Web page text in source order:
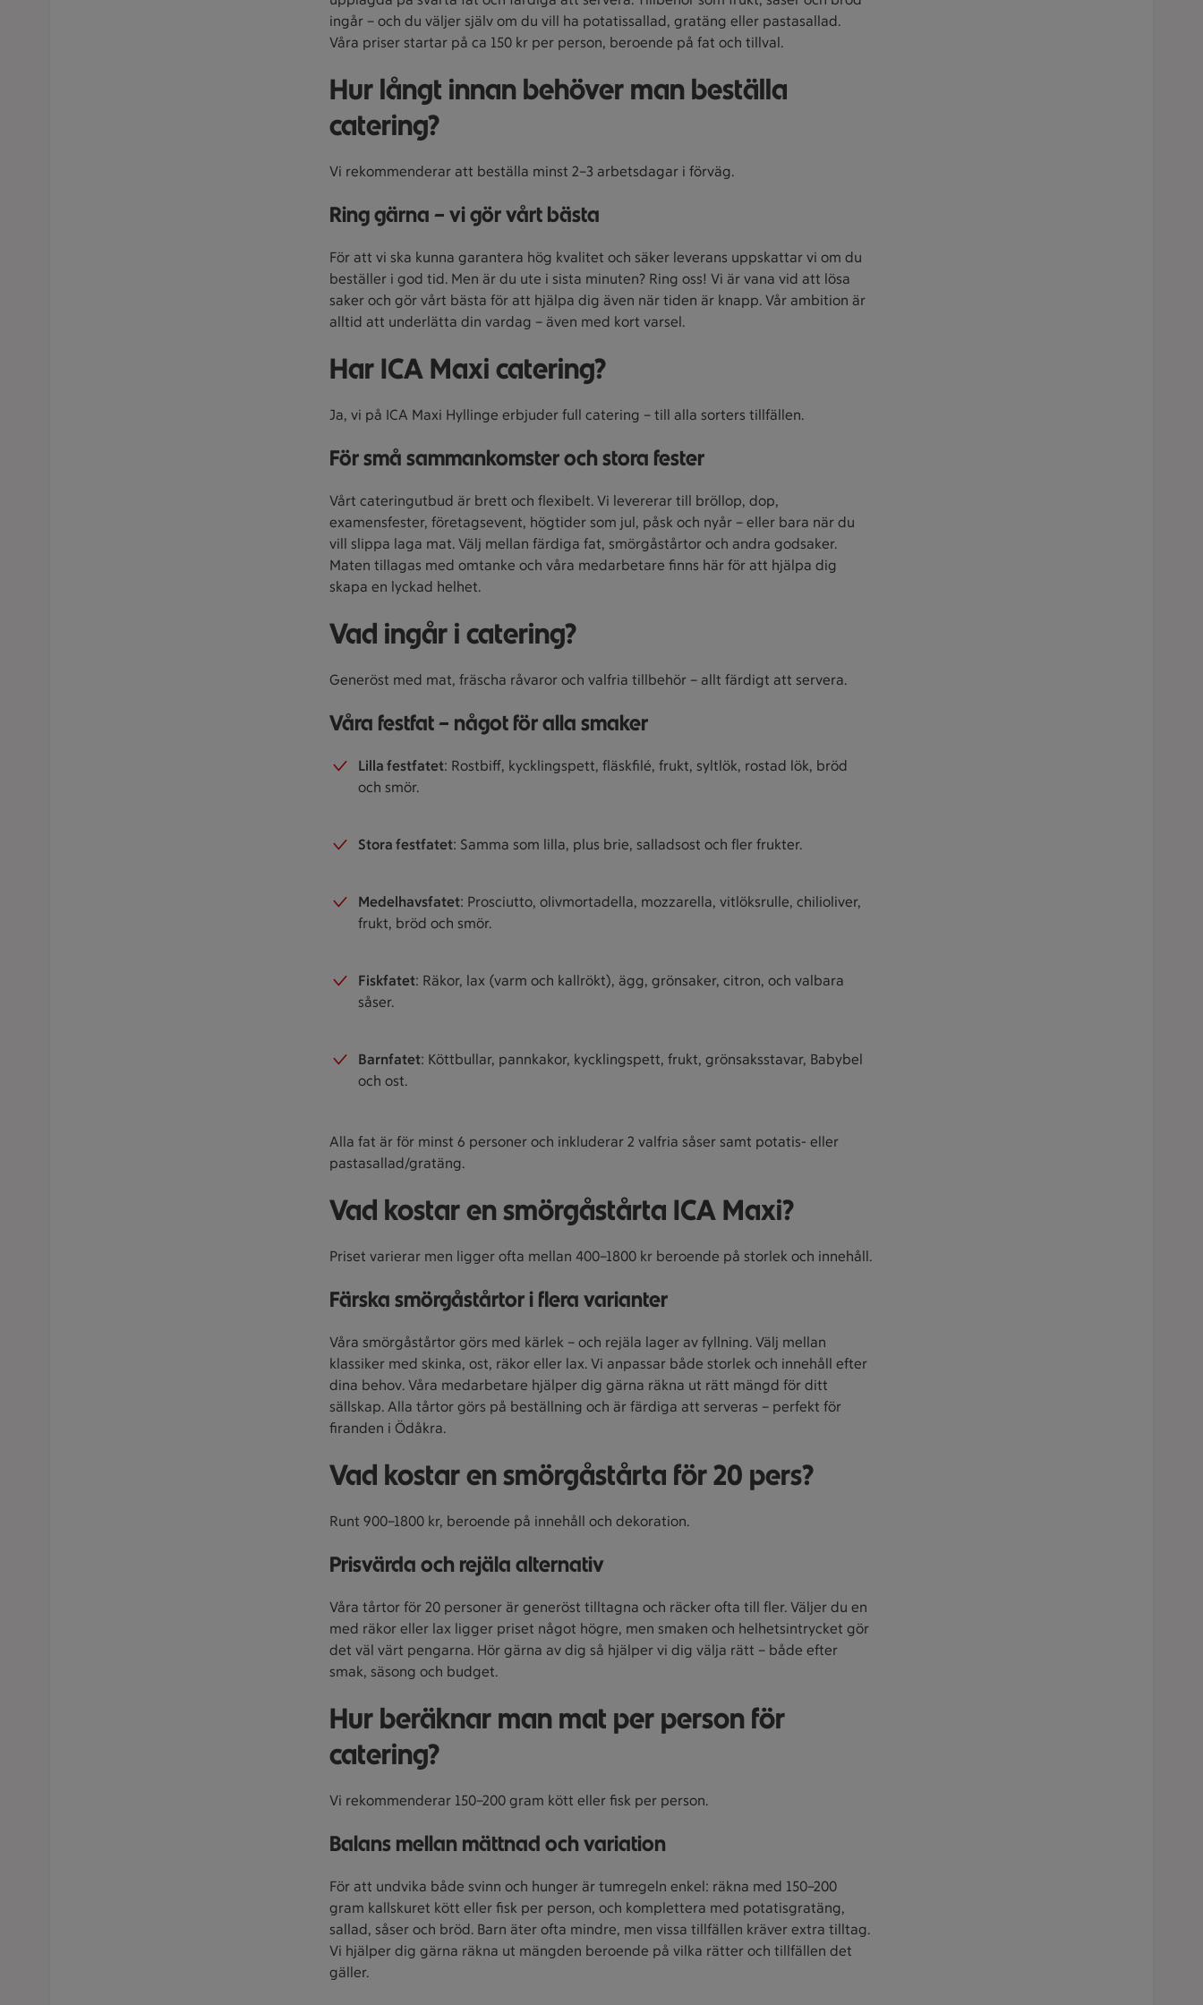
ingår – och du väljer själv om du vill ha potatissallad, gratäng eller pastasallad.
Våra priser startar på ca 150 kr per person, beroende på fat och tillval.
Hur långt innan behöver man beställa
catering?
Vi rekommenderar att beställa minst 2–3 arbetsdagar i förväg.
Ring gärna – vi gör vårt bästa
För att vi ska kunna garantera hög kvalitet och säker leverans uppskattar vi om du
beställer i god tid. Men är du ute i sista minuten? Ring oss! Vi är vana vid att lösa
saker och gör vårt bästa för att hjälpa dig även när tiden är knapp. Vår ambition är
alltid att underlätta din vardag – även med kort varsel.
Har ICA Maxi catering?
Ja, vi på ICA Maxi Hyllinge erbjuder full catering – till alla sorters tillfällen.
För små sammankomster och stora fester
Vårt cateringutbud är brett och flexibelt. Vi levererar till bröllop, dop,
examensfester, företagsevent, högtider som jul, påsk och nyår – eller bara när du
vill slippa laga mat. Välj mellan färdiga fat, smörgåstårtor och andra godsaker.
Maten tillagas med omtanke och våra medarbetare finns här för att hjälpa dig
skapa en lyckad helhet.
Vad ingår i catering?
Generöst med mat, fräscha råvaror och valfria tillbehör – allt färdigt att servera.
Våra festfat – något för alla smaker
Lilla festfatet: Rostbiff, kycklingspett, fläskfilé, frukt, syltlök, rostad lök, bröd
och smör.
Stora festfatet: Samma som lilla, plus brie, salladsost och fler frukter.
Medelhavsfatet: Prosciutto, olivmortadella, mozzarella, vitlöksrulle, chilioliver,
frukt, bröd och smör.
Fiskfatet: Räkor, lax (varm och kallrökt), ägg, grönsaker, citron, och valbara
såser.
Barnfatet: Köttbullar, pannkakor, kycklingspett, frukt, grönsaksstavar, Babybel
och ost.
Alla fat är för minst 6 personer och inkluderar 2 valfria såser samt potatis- eller
pastasallad/gratäng.
Vad kostar en smörgåstårta ICA Maxi?
Priset varierar men ligger ofta mellan 400–1800 kr beroende på storlek och innehåll.
Färska smörgåstårtor i flera varianter
Våra smörgåstårtor görs med kärlek – och rejäla lager av fyllning. Välj mellan
klassiker med skinka, ost, räkor eller lax. Vi anpassar både storlek och innehåll efter
dina behov. Våra medarbetare hjälper dig gärna räkna ut rätt mängd för ditt
sällskap. Alla tårtor görs på beställning och är färdiga att serveras – perfekt för
firanden i Ödåkra.
Vad kostar en smörgåstårta för 20 pers?
Runt 900–1800 kr, beroende på innehåll och dekoration.
Prisvärda och rejäla alternativ
Våra tårtor för 20 personer är generöst tilltagna och räcker ofta till fler. Väljer du en
med räkor eller lax ligger priset något högre, men smaken och helhetsintrycket gör
det väl värt pengarna. Hör gärna av dig så hjälper vi dig välja rätt – både efter
smak, säsong och budget.
Hur beräknar man mat per person för
catering?
Vi rekommenderar 150–200 gram kött eller fisk per person.
Balans mellan mättnad och variation
För att undvika både svinn och hunger är tumregeln enkel: räkna med 150–200
gram kallskuret kött eller fisk per person, och komplettera med potatisgratäng,
sallad, såser och bröd. Barn äter ofta mindre, men vissa tillfällen kräver extra tilltag.
Vi hjälper dig gärna räkna ut mängden beroende på vilka rätter och tillfällen det
gäller.